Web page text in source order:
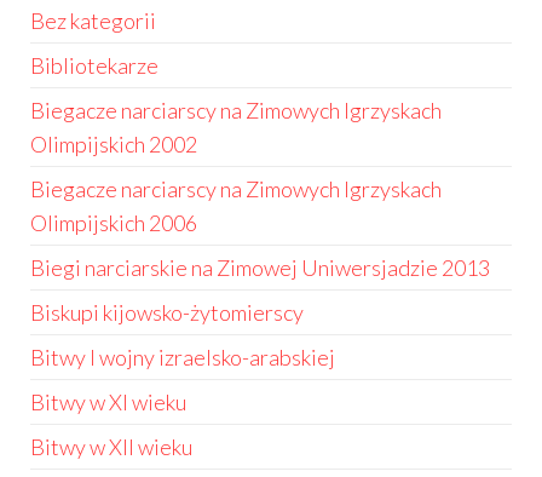
Bez kategorii
Bibliotekarze
Biegacze narciarscy na Zimowych Igrzyskach
Olimpijskich 2002
Biegacze narciarscy na Zimowych Igrzyskach
Olimpijskich 2006
Biegi narciarskie na Zimowej Uniwersjadzie 2013
Biskupi kijowsko-żytomierscy
Bitwy I wojny izraelsko-arabskiej
Bitwy w XI wieku
Bitwy w XII wieku